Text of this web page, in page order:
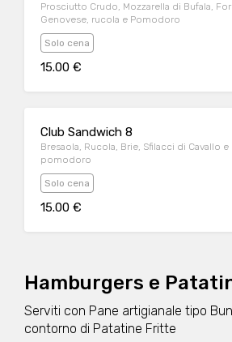
Prosciutto Crudo, Mozzarella di Bufala,
Genovese, rucola e Pomodoro
Solo cena
15.00 €
Club Sandwich 8
Bresaola, Rucola, Brie, Sfilacci di Cavallo
pomodoro
Solo cena
15.00 €
Hamburgers e
Serviti con Pane artigianale tipo
contorno di Patatine Fritte